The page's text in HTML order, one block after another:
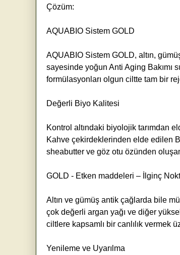
Çözüm:
AQUABIO Sistem GOLD
AQUABIO Sistem GOLD, altın,
sayesinde yoğun Anti Aging Bakımı
formülasyonları olgun ciltte tam bir
Değerli Biyo Kalitesi
Kontrol altındaki biyolojik tarımdan
Kahve çekirdeklerinden elde edilen
sheabutter ve göz otu özünden
GOLD - Etken maddeleri – İlginç
Altın ve gümüş antik çağlarda bile
çok değerli argan yağı ve diğer
ciltlere kapsamlı bir canlılık vermek
Yenileme ve Uyarılma